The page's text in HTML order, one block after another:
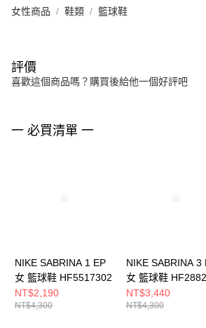
女性商品 鞋類 籃球鞋
評價
喜歡這個商品嗎？購買後給他一個好評吧
一 必買清單 一
NIKE SABRINA 1 EP
女 籃球鞋 HF5517302
NT$2,190
NT$4,300
NIKE SABRINA 3
女 籃球鞋
NT$3,440
NT$4,300